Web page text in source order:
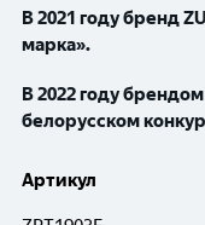
В 2021 году бренд
марка».
В 2022 году
белорусском
Артикул